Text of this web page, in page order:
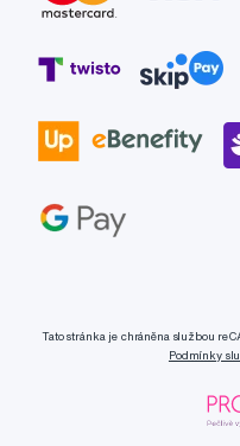
Tato stránka je chráněna službou
Podmínky